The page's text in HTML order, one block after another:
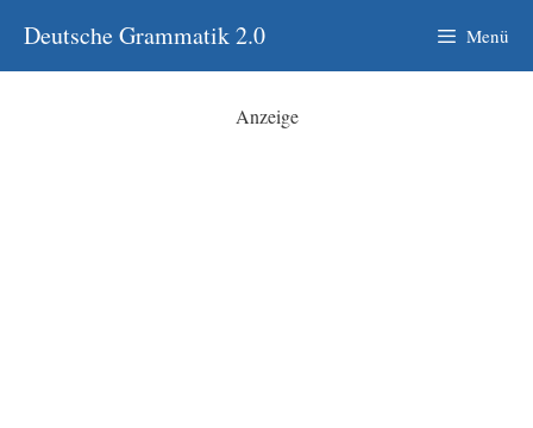
Inhalt
springen
Deutsche Grammatik 2.0 Menü
Anzeige